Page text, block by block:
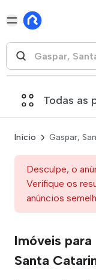
Todas as
Início Gaspar,
Desculpe, o
Verifique os
anúncios
Imóveis para
Santa